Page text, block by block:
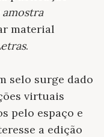
material
.
selo surge dado
virtuais
pelo espaço e
a edição